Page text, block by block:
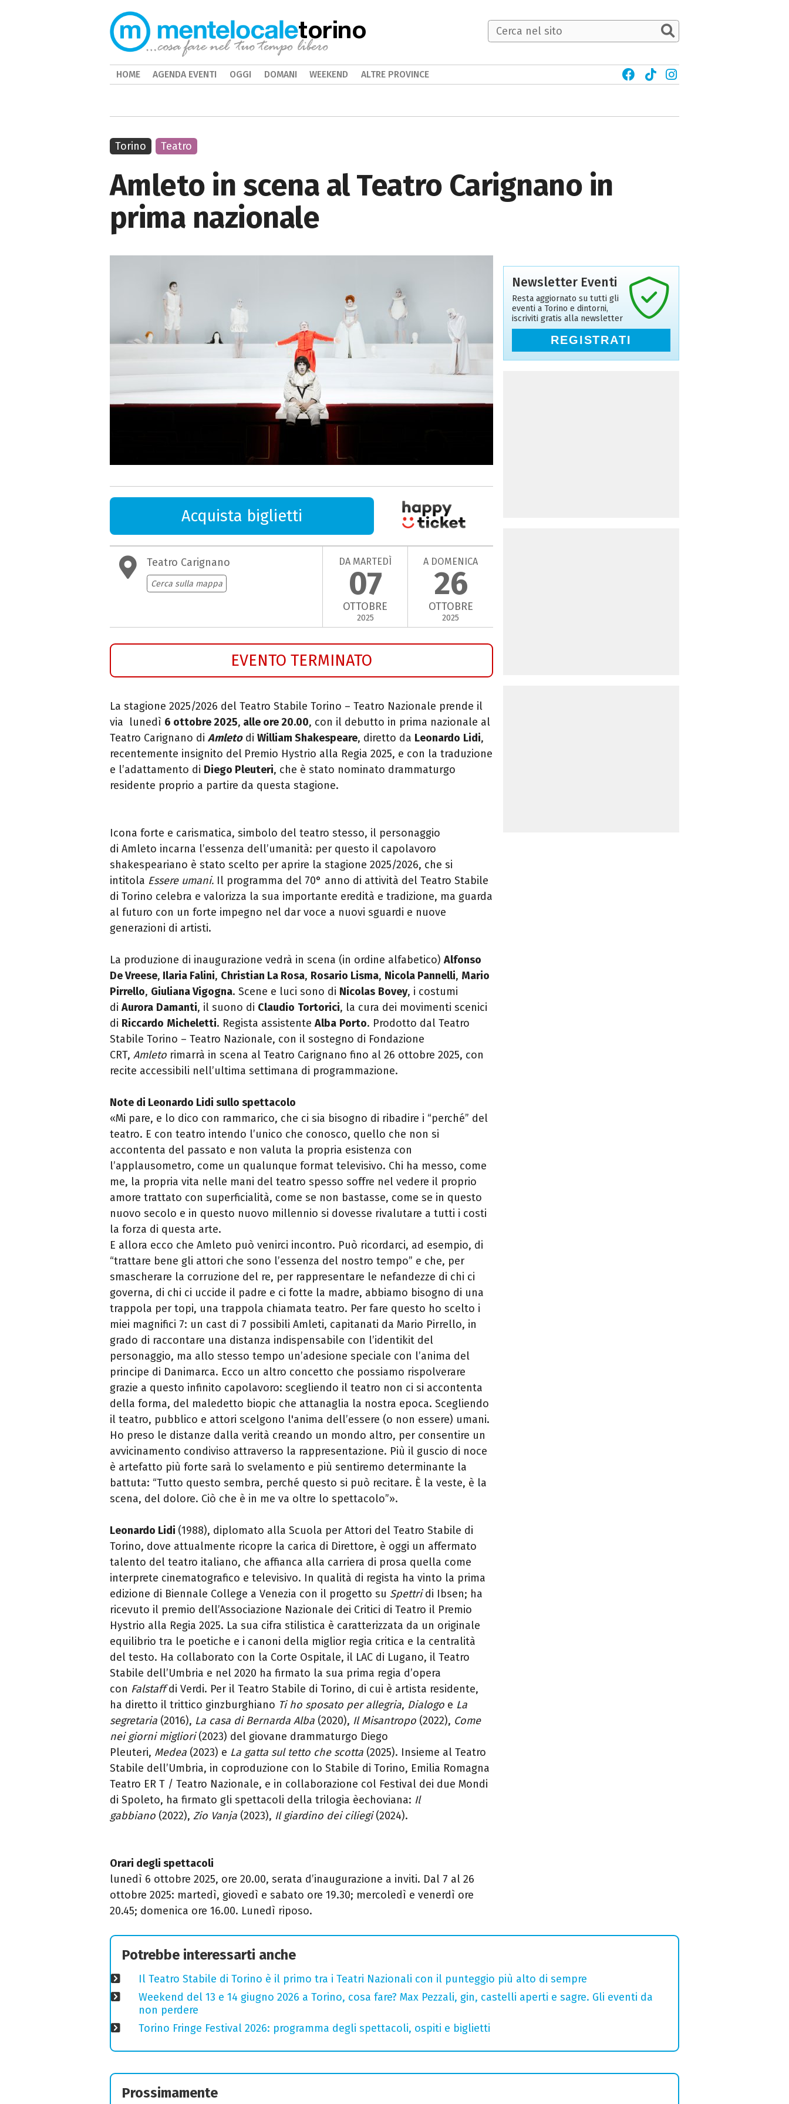
Amleto in scena al Teatro Carignano in
prima nazionale
Acquista biglietti
Teatro Carignano
Cerca sulla mappa
DA MARTEDÌ
07
OTTOBRE
2025
A DOMENICA
26
OTTOBRE
2025
EVENTO TERMINATO
La stagione 2025/2026 del Teatro Stabile Torino – Teatro Nazionale prende il
via lunedì 6 ottobre 2025, alle ore 20.00, con il debutto in prima nazionale al
Teatro Carignano di Amletodi William Shakespeare, diretto da Leonardo Lidi,
recentemente insignito del Premio Hystrio alla Regia 2025, e con la traduzione
e l’adattamento di Diego Pleuteri, che è stato nominato drammaturgo
residente proprio a partire da questa stagione.
Icona forte e carismatica, simbolo del teatro stesso, il personaggio
di Amleto incarna l’essenza dell’umanità: per questo il capolavoro
shakespeariano è stato scelto per aprire la stagione 2025/2026, che si
intitola Essere umani. Il programma del 70° anno di attività del Teatro Stabile
di Torino celebra e valorizza la sua importante eredità e tradizione, ma guarda
al futuro con un forte impegno nel dar voce a nuovi sguardi e nuove
generazioni di artisti.
La produzione di inaugurazione vedrà in scena (in ordine alfabetico) Alfonso
De Vreese, Ilaria Falini, Christian La Rosa, Rosario Lisma, Nicola Pannelli, Mario
Pirrello, Giuliana Vigogna. Scene e luci sono di Nicolas Bovey, i costumi
di Aurora Damanti, il suono di Claudio Tortorici, la cura dei movimenti scenici
di Riccardo Micheletti. Regista assistente Alba Porto. Prodotto dal Teatro
Stabile Torino – Teatro Nazionale, con il sostegno di Fondazione
CRT, Amleto rimarrà in scena al Teatro Carignano fino al 26 ottobre 2025, con
recite accessibili nell’ultima settimana di programmazione.
Note di Leonardo Lidi sullo spettacolo
«Mi pare, e lo dico con rammarico, che ci sia bisogno di ribadire i “perché” del
teatro. E con teatro intendo l’unico che conosco, quello che non si
accontenta del passato e non valuta la propria esistenza con
l’applausometro, come un qualunque format televisivo. Chi ha messo, come
me, la propria vita nelle mani del teatro spesso soffre nel vedere il proprio
amore trattato con superficialità, come se non bastasse, come se in questo
nuovo secolo e in questo nuovo millennio si dovesse rivalutare a tutti i costi
la forza di questa arte.
E allora ecco che Amleto può venirci incontro. Può ricordarci, ad esempio, di
“trattare bene gli attori che sono l’essenza del nostro tempo” e che, per
smascherare la corruzione del re, per rappresentare le nefandezze di chi ci
governa, di chi ci uccide il padre e ci fotte la madre, abbiamo bisogno di una
trappola per topi, una trappola chiamata teatro. Per fare questo ho scelto i
miei magnifici 7: un cast di 7 possibili Amleti, capitanati da Mario Pirrello, in
grado di raccontare una distanza indispensabile con l’identikit del
personaggio, ma allo stesso tempo un’adesione speciale con l’anima del
principe di Danimarca. Ecco un altro concetto che possiamo rispolverare
grazie a questo infinito capolavoro: scegliendo il teatro non ci si accontenta
della forma, del maledetto biopic che attanaglia la nostra epoca. Scegliendo
il teatro, pubblico e attori scelgono l'anima dell’essere (o non essere) umani.
Ho preso le distanze dalla verità creando un mondo altro, per consentire un
avvicinamento condiviso attraverso la rappresentazione. Più il guscio di noce
è artefatto più forte sarà lo svelamento e più sentiremo determinante la
battuta: “Tutto questo sembra, perché questo si può recitare. È la veste, è la
scena, del dolore. Ciò che è in me va oltre lo spettacolo”».
Leonardo Lidi (1988), diplomato alla Scuola per Attori del Teatro Stabile di
Torino, dove attualmente ricopre la carica di Direttore, è oggi un affermato
talento del teatro italiano, che affianca alla carriera di prosa quella come
interprete cinematografico e televisivo. In qualità di regista ha vinto la prima
edizione di Biennale College a Venezia con il progetto su Spettridi Ibsen; ha
ricevuto il premio dell’Associazione Nazionale dei Critici di Teatro il Premio
Hystrio alla Regia 2025. La sua cifra stilistica è caratterizzata da un originale
equilibrio tra le poetiche e i canoni della miglior regia critica e la centralità
del testo. Ha collaborato con la Corte Ospitale, il LAC di Lugano, il Teatro
Stabile dell’Umbria e nel 2020 ha firmato la sua prima regia d’opera
con Falstaffdi Verdi. Per il Teatro Stabile di Torino, di cui è artista residente,
ha diretto il trittico ginzburghiano Ti ho sposato per allegria, Dialogo e La
segretaria (2016), La casa di Bernarda Alba (2020), Il Misantropo (2022), Come
nei giorni migliori(2023) del giovane drammaturgo Diego
Pleuteri, Medea (2023) e La gatta sul tetto che scotta (2025). Insieme al Teatro
Stabile dell’Umbria, in coproduzione con lo Stabile di Torino, Emilia Romagna
Teatro ER T / Teatro Nazionale, e in collaborazione col Festival dei due Mondi
di Spoleto, ha firmato gli spettacoli della trilogia èechoviana: Il
gabbiano (2022), Zio Vanja (2023), Il giardino dei ciliegi(2024).
Orari degli spettacoli
lunedì 6 ottobre 2025, ore 20.00, serata d’inaugurazione a inviti. Dal 7 al 26
ottobre 2025: martedì, giovedì e sabato ore 19.30; mercoledì e venerdì ore
20.45; domenica ore 16.00. Lunedì riposo.
Torino Teatro
Newsletter Eventi
Resta aggiornato su tutti gli
eventi a Torino e dintorni,
iscriviti gratis alla newsletter
REGISTRATI
Potrebbe interessarti anche
Il Teatro Stabile di Torino è il primo tra i Teatri Nazionali con il punteggio più alto di sempre
Weekend del 13 e 14 giugno 2026 a Torino, cosa fare? Max Pezzali, gin, castelli aperti e sagre. Gli eventi da
non perdere
Torino Fringe Festival 2026: programma degli spettacoli, ospiti e biglietti
Prossimamente
torino
HOME AGENDA EVENTI OGGI DOMANI WEEKEND ALTRE PROVINCE